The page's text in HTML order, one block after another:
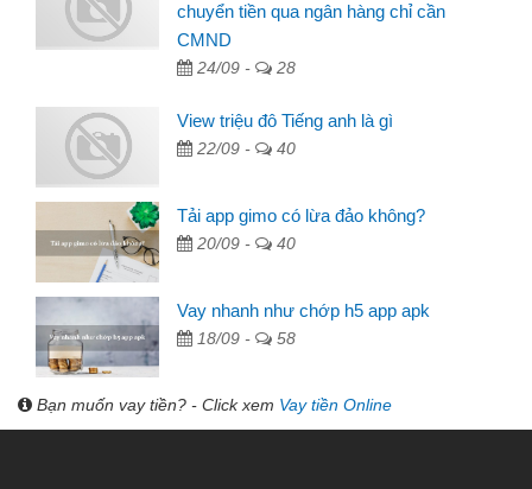
chuyển tiền qua ngân hàng chỉ cần
CMND
24/09 - 28
View triệu đô Tiếng anh là gì
22/09 - 40
Tải app gimo có lừa đảo không?
20/09 - 40
Vay nhanh như chớp h5 app apk
18/09 - 58
Bạn muốn vay tiền? - Click xem Vay tiền Online